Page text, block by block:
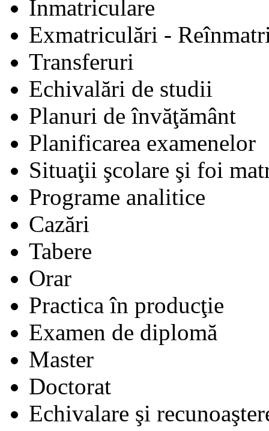
Înmatriculare
Exmatriculări -
Transferuri
Echivalări de studii
Planuri de învăţământ
Planificarea examenelor
Situaţii şcolare şi foi
Programe analitice
Cazări
Tabere
Orar
Practica în producţie
Examen de diplomă
Master
Doctorat
Echivalare şi